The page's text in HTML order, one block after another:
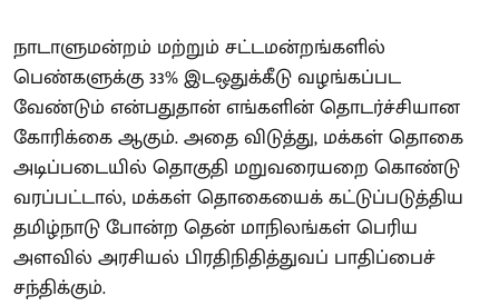
நாடாளுமன்றம் மற்றும் சட்டமன்றங்களில்
பெண்களுக்கு 33% இடஒதுக்கீடு வழங்கப்பட
வேண்டும் என்பதுதான் எங்களின் தொடர்ச்சியான
கோரிக்கை ஆகும். அதை விடுத்து, மக்கள் தொகை
அடிப்படையில் தொகுதி மறுவரையறை கொண்டு
வரப்பட்டால், மக்கள் தொகையைக் கட்டுப்படுத்திய
தமிழ்நாடு போன்ற தென் மாநிலங்கள் பெரிய
அளவில் அரசியல் பிரதிநிதித்துவப் பாதிப்பைச்
சந்திக்கும்.